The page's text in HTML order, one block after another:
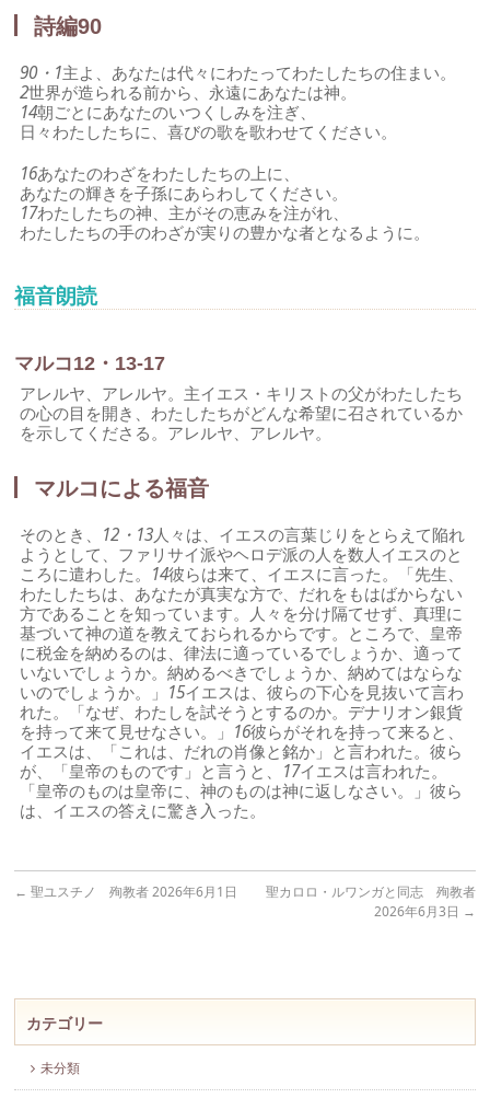
詩編90
90・1主よ、あなたは代々にわたってわたしたちの住まい。
2世界が造られる前から、永遠にあなたは神。
14朝ごとにあなたのいつくしみを注ぎ、
日々わたしたちに、喜びの歌を歌わせてください。
16あなたのわざをわたしたちの上に、
あなたの輝きを子孫にあらわしてください。
17わたしたちの神、主がその恵みを注がれ、
わたしたちの手のわざが実りの豊かな者となるように。
福音朗読
マルコ12・13-17
アレルヤ、アレルヤ。主イエス・キリストの父がわたしたち
の心の目を開き、わたしたちがどんな希望に召されているか
を示してくださる。アレルヤ、アレルヤ。
マルコによる福音
そのとき、 12・13人々は、イエスの言葉じりをとらえて陥れ
ようとして、ファリサイ派やヘロデ派の人を数人イエスのと
ころに遣わした。 14彼らは来て、イエスに言った。「先生、
わたしたちは、あなたが真実な方で、だれをもはばからない
方であることを知っています。人々を分け隔てせず、真理に
基づいて神の道を教えておられるからです。ところで、皇帝
に税金を納めるのは、律法に適っているでしょうか、適って
いないでしょうか。納めるべきでしょうか、納めてはならな
いのでしょうか。」 15イエスは、彼らの下心を見抜いて言わ
れた。「なぜ、わたしを試そうとするのか。デナリオン銀貨
を持って来て見せなさい。」 16彼らがそれを持って来ると、
イエスは、「これは、だれの肖像と銘か」と言われた。彼ら
が、「皇帝のものです」と言うと、 17イエスは言われた。
「皇帝のものは皇帝に、神のものは神に返しなさい。」彼ら
は、イエスの答えに驚き入った。
← 聖ユスチノ 殉教者 2026年6月1日
聖カロロ・ルワンガと同志 殉教者
2026年6月3日 →
カテゴリー
未分類